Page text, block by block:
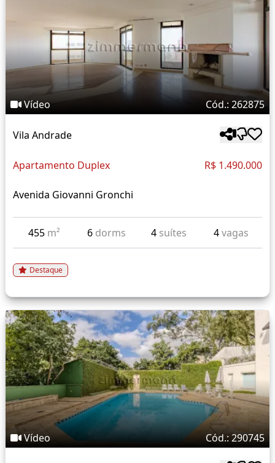
Vídeo Cód.: 262875
Vila Andrade
Apartamento Duplex R$ 1.490.000
Avenida Giovanni Gronchi
455 m² 6 dorms 4 suítes 4vagas
Destaque
Vídeo Cód.: 290745